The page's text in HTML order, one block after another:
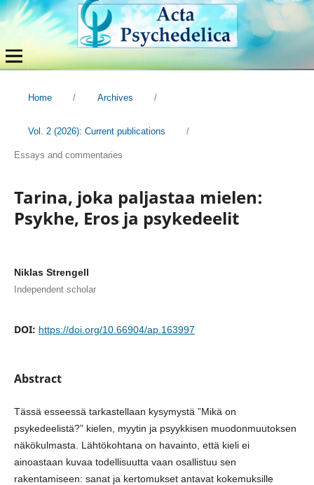
Home / Archives /
Vol. 2 (2026): Current publications /
Essays and commentaries
Tarina, joka paljastaa mielen:
Psykhe, Eros ja psykedeelit
Niklas Strengell
Independent scholar
DOI: https://doi.org/10.66904/ap.163997
Abstract
Tässä esseessä tarkastellaan kysymystä ”Mikä on
psykedeelistä?” kielen, myytin ja psyykkisen muodonmuutoksen
näkökulmasta. Lähtökohtana on havainto, että kieli ei
ainoastaan kuvaa todellisuutta vaan osallistuu sen
rakentamiseen: sanat ja kertomukset antavat kokemuksille